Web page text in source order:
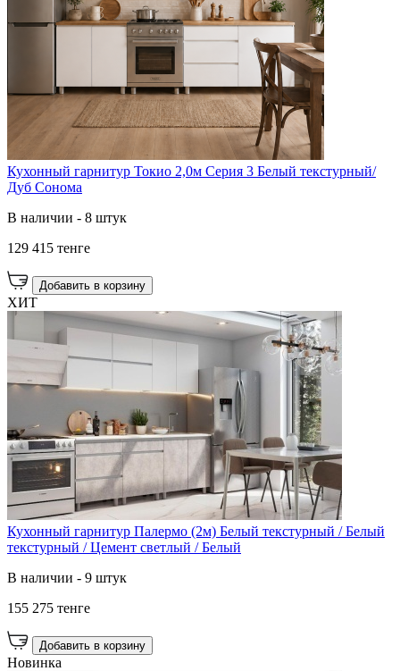
Кухонный гарнитур Токио 2,0м Серия 3 Белый текстурный/
Дуб Сонома
В наличии - 8 штук
129 415 тенге
Добавить в корзину
ХИТ
Кухонный гарнитур Палермо (2м) Белый текстурный / Белый
текстурный / Цемент светлый / Белый
В наличии - 9 штук
155 275 тенге
Добавить в корзину
Новинка